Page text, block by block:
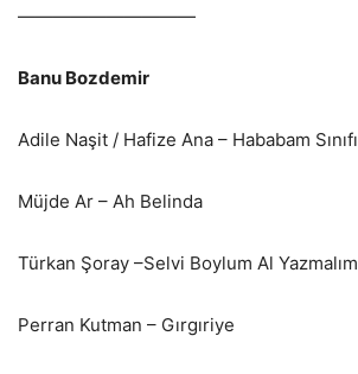
——————————
Banu Bozdemir
Adile Naşit / Hafize Ana – Hababam Sınıfı
Müjde Ar – Ah Belinda
Türkan Şoray –Selvi Boylum Al Yazmalım
Perran Kutman – Gırgıriye